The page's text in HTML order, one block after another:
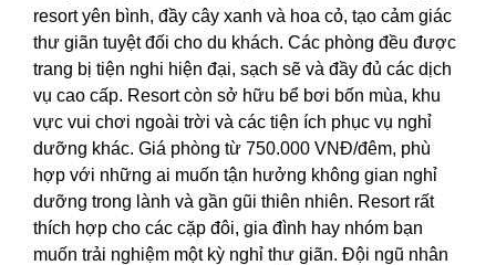
resort yên bình, đầy cây xanh và hoa cỏ, tạo cảm giác
thư giãn tuyệt đối cho du khách. Các phòng đều được
trang bị tiện nghi hiện đại, sạch sẽ và đầy đủ các dịch
vụ cao cấp. Resort còn sở hữu bể bơi bốn mùa, khu
vực vui chơi ngoài trời và các tiện ích phục vụ nghỉ
dưỡng khác. Giá phòng từ 750.000 VNĐ/đêm, phù
hợp với những ai muốn tận hưởng không gian nghỉ
dưỡng trong lành và gần gũi thiên nhiên. Resort rất
thích hợp cho các cặp đôi, gia đình hay nhóm bạn
muốn trải nghiệm một kỳ nghỉ thư giãn. Đội ngũ nhân